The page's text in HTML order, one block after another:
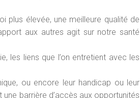
plus élevée, une meilleure qualité de
aux autres agit sur notre santé
les liens que l’on entretient avec les
ou encore leur handicap ou leur
barrière d’accès aux opportunités